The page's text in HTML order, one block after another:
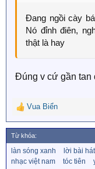
Đang ngồi cày
Nó đỉnh điên,
thật là hay
Đúng v cứ gần tan
R
e
a
c
t
i
Vua Biển
Từ khóa:
làn sóng xanh lời bài hát
nhạc việt nam
tóc tiên